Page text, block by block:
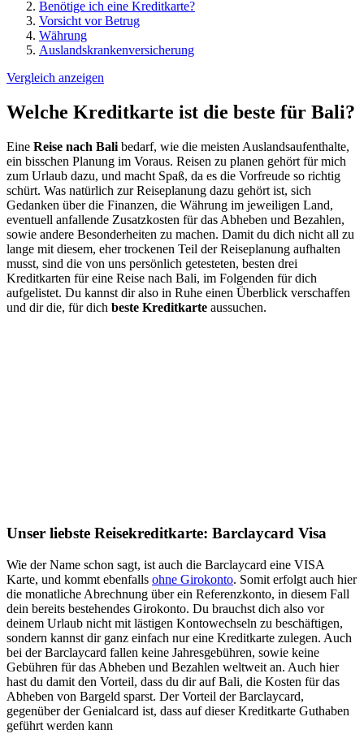
Benötige ich eine Kreditkarte?
Vorsicht vor Betrug
Währung
Auslandskrankenversicherung
Vergleich anzeigen
Welche Kreditkarte ist die beste für Bali?
Eine Reise nach Bali bedarf, wie die meisten Auslandsaufenthalte,
ein bisschen Planung im Voraus. Reisen zu planen gehört für mich
zum Urlaub dazu, und macht Spaß, da es die Vorfreude so richtig
schürt. Was natürlich zur Reiseplanung dazu gehört ist, sich
Gedanken über die Finanzen, die Währung im jeweiligen Land,
eventuell anfallende Zusatzkosten für das Abheben und Bezahlen,
sowie andere Besonderheiten zu machen. Damit du dich nicht all zu
lange mit diesem, eher trockenen Teil der Reiseplanung aufhalten
musst, sind die von uns persönlich getesteten, besten drei
Kreditkarten für eine Reise nach Bali, im Folgenden für dich
aufgelistet. Du kannst dir also in Ruhe einen Überblick verschaffen
und dir die, für dich beste Kreditkarte aussuchen.
Unser liebste Reisekreditkarte: Barclaycard Visa
Wie der Name schon sagt, ist auch die Barclaycard eine VISA
Karte, und kommt ebenfalls ohne Girokonto. Somit erfolgt auch hier
die monatliche Abrechnung über ein Referenzkonto, in diesem Fall
dein bereits bestehendes Girokonto. Du brauchst dich also vor
deinem Urlaub nicht mit lästigen Kontowechseln zu beschäftigen,
sondern kannst dir ganz einfach nur eine Kreditkarte zulegen. Auch
bei der Barclaycard fallen keine Jahresgebühren, sowie keine
Gebühren für das Abheben und Bezahlen weltweit an. Auch hier
hast du damit den Vorteil, dass du dir auf Bali, die Kosten für das
Abheben von Bargeld sparst. Der Vorteil der Barclaycard,
gegenüber der Genialcard ist, dass auf dieser Kreditkarte Guthaben
geführt werden kann